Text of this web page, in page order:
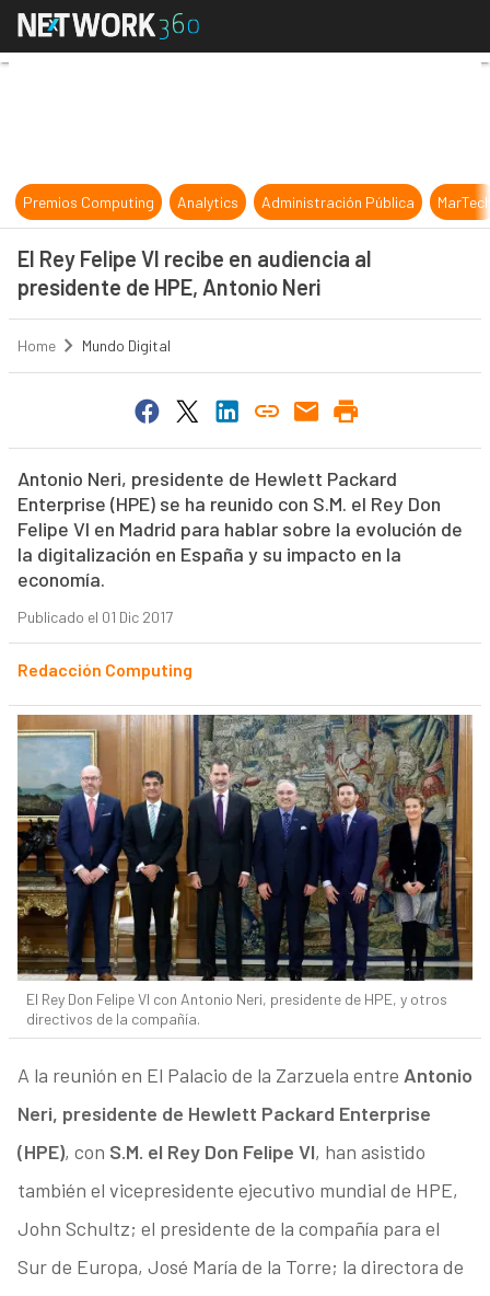
El Rey Felipe VI recibe en
Premios Computing Analytics Administración Pública
El Rey Felipe VI recibe en audiencia al
presidente de HPE, Antonio Neri
Home Mundo Digital
Antonio Neri, presidente de Hewlett Packard
Enterprise (HPE) se ha reunido con S.M. el Rey Don
Felipe VI en Madrid para hablar sobre la evolución de
la digitalización en España y su impacto en la
economía.
Publicado el 01 Dic 2017
Redacción Computing
El Rey Don Felipe VI con Antonio Neri, presidente de HPE, y otros
directivos de la compañía.
A la reunión en El Palacio de la Zarzuela entre Antonio
Neri, presidente de Hewlett Packard Enterprise
(HPE), con S.M. el Rey Don Felipe VI, han asistido
también el vicepresidente ejecutivo mundial de HPE,
John Schultz; el presidente de la compañía para el
Sur de Europa, José María de la Torre; la directora de